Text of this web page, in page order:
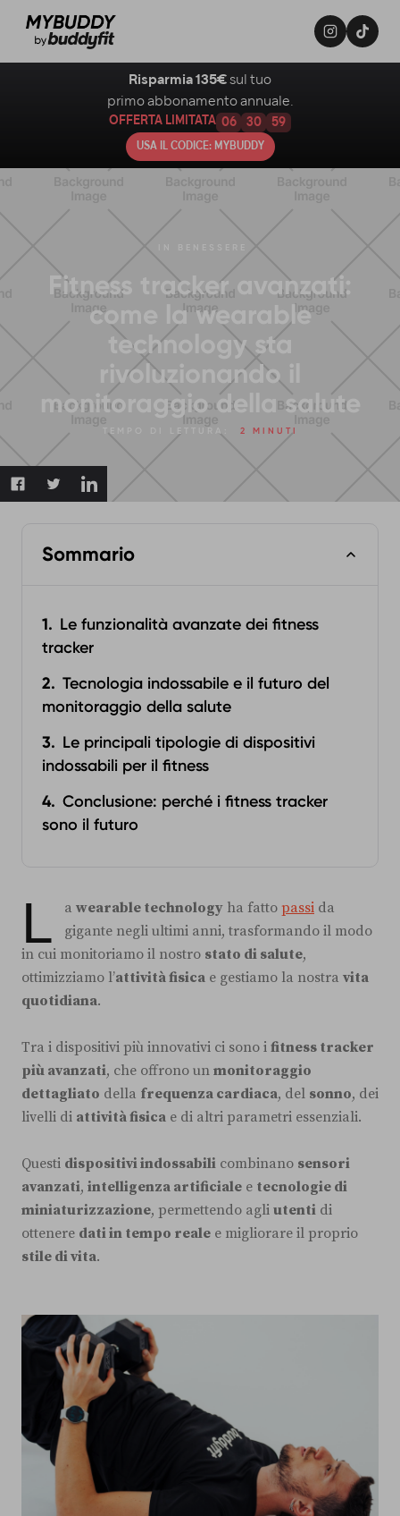
Fitness tracker avanzati:
come la wearable
technology sta
rivoluzionando il
monitoraggio della salute
TEMPO DI LETTURA: 2 MINUTI
Sommario
Le funzionalità avanzate dei fitness
tracker
Tecnologia indossabile e il futuro del
monitoraggio della salute
Le principali tipologie di dispositivi
indossabili per il fitness
Conclusione: perché i fitness tracker
sono il futuro
L a wearable technology ha fatto passi da
gigante negli ultimi anni, trasformando il modo
in cui monitoriamo il nostro stato di salute,
ottimizziamo l’attività fisica e gestiamo la nostra vita
quotidiana.
Tra i dispositivi più innovativi ci sono i fitness tracker
più avanzati, che offrono un monitoraggio
dettagliato della frequenza cardiaca, del sonno, dei
livelli di attività fisica e di altri parametri essenziali.
Questi dispositivi indossabili combinano sensori
avanzati, intelligenza artificiale e tecnologie di
miniaturizzazione, permettendo agli utenti di
ottenere dati in tempo reale e migliorare il proprio
stile di vita.
Risparmia 135€ sul tuo
primo abbonamento annuale.
OFFERTA LIMITATA 06 30 58
USA IL CODICE: MYBUDDY